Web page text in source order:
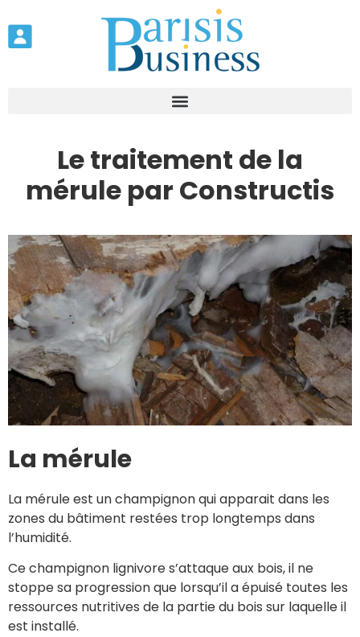
Le traitement de la
mérule par Constructis
La mérule
La mérule est un champignon qui apparait dans les
zones du bâtiment restées trop longtemps dans
l’humidité.
Ce champignon lignivore s’attaque aux bois, il ne
stoppe sa progression que lorsqu’il a épuisé toutes les
ressources nutritives de la partie du bois sur laquelle il
est installé.